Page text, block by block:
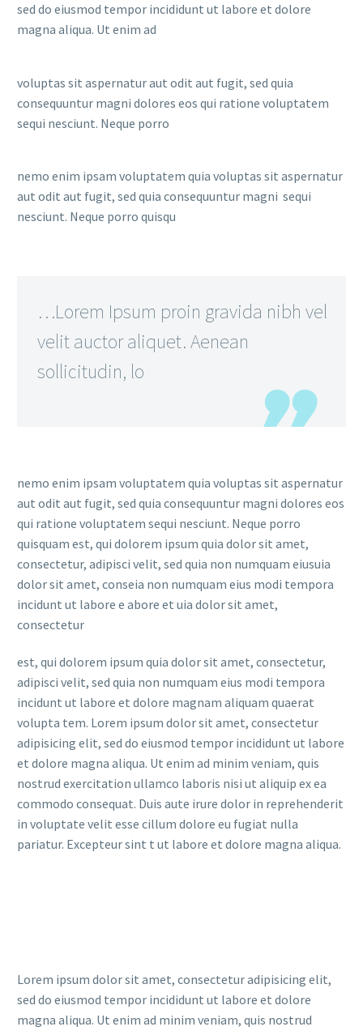
sed do eiusmod tempor incididunt ut labore et dolore
magna aliqua. Ut enim ad
voluptas sit aspernatur aut odit aut fugit, sed quia
consequuntur magni dolores eos qui ratione voluptatem
sequi nesciunt. Neque porro
nemo enim ipsam voluptatem quia voluptas sit aspernatur
aut odit aut fugit, sed quia consequuntur magni sequi
nesciunt. Neque porro quisqu
…Lorem Ipsum proin gravida nibh vel
velit auctor aliquet. Aenean
sollicitudin, lo
nemo enim ipsam voluptatem quia voluptas sit aspernatur
aut odit aut fugit, sed quia consequuntur magni dolores eos
qui ratione voluptatem sequi nesciunt. Neque porro
quisquam est, qui dolorem ipsum quia dolor sit amet,
consectetur, adipisci velit, sed quia non numquam eiusuia
dolor sit amet, conseia non numquam eius modi tempora
incidunt ut labore e abore et uia dolor sit amet,
consectetur
est, qui dolorem ipsum quia dolor sit amet, consectetur,
adipisci velit, sed quia non numquam eius modi tempora
incidunt ut labore et dolore magnam aliquam quaerat
volupta tem. Lorem ipsum dolor sit amet, consectetur
adipisicing elit, sed do eiusmod tempor incididunt ut labore
et dolore magna aliqua. Ut enim ad minim veniam, quis
nostrud exercitation ullamco laboris nisi ut aliquip ex ea
commodo consequat. Duis aute irure dolor in reprehenderit
in voluptate velit esse cillum dolore eu fugiat nulla
pariatur. Excepteur sint t ut labore et dolore magna aliqua.
Lorem ipsum dolor sit amet, consectetur adipisicing elit,
sed do eiusmod tempor incididunt ut labore et dolore
magna aliqua. Ut enim ad minim veniam, quis nostrud